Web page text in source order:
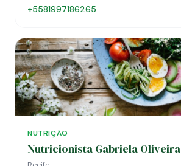
+5581997186265
NUTRIÇÃO
Nutricionista Gabriela Oliveira